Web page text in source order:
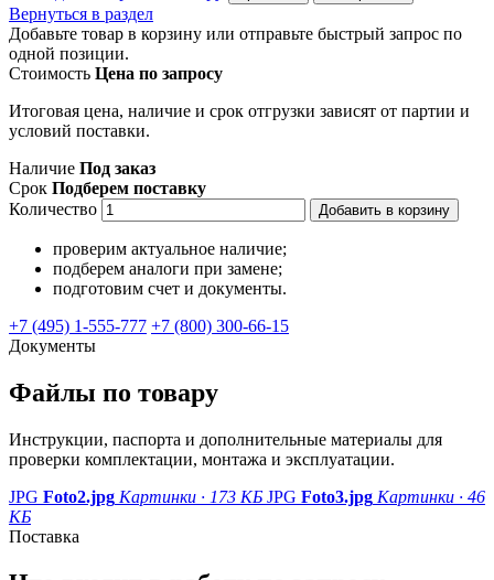
Вернуться в раздел
Добавьте товар в корзину или отправьте быстрый запрос по
одной позиции.
Стоимость Цена по запросу
Итоговая цена, наличие и срок отгрузки зависят от партии и
условий поставки.
Наличие Под заказ
Срок Подберем поставку
Количество
Добавить в корзину
проверим актуальное наличие;
подберем аналоги при замене;
подготовим счет и документы.
+7 (495) 1-555-777 +7 (800) 300-66-15
Документы
Файлы по товару
Инструкции, паспорта и дополнительные материалы для
проверки комплектации, монтажа и эксплуатации.
JPG Foto2.jpg Картинки · 173 КБ JPG Foto3.jpg Картинки · 46
КБ
Поставка